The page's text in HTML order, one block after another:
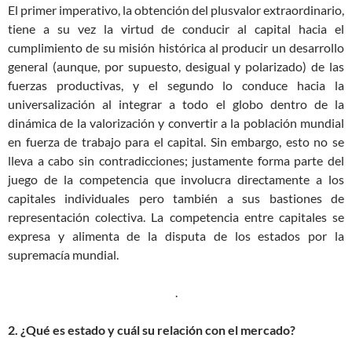
El primer imperativo, la obtención del plusvalor extraordinario,
tiene a su vez la virtud de conducir al capital hacia el
cumplimiento de su misión histórica al producir un desarrollo
general (aunque, por supuesto, desigual y polarizado) de las
fuerzas productivas, y el segundo lo conduce hacia la
universalización al integrar a todo el globo dentro de la
dinámica de la valorización y convertir a la población mundial
en fuerza de trabajo para el capital. Sin embargo, esto no se
lleva a cabo sin contradicciones; justamente forma parte del
juego de la competencia que involucra directamente a los
capitales individuales pero también a sus bastiones de
representación colectiva. La competencia entre capitales se
expresa y alimenta de la disputa de los estados por la
supremacía mundial.
.
2. ¿Qué es estado y cuál su relación con el mercado?